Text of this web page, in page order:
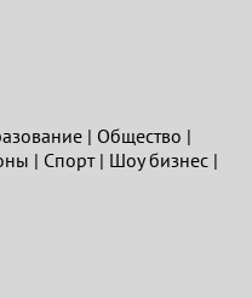
| Общество |
| Спорт| Шоу бизнес|